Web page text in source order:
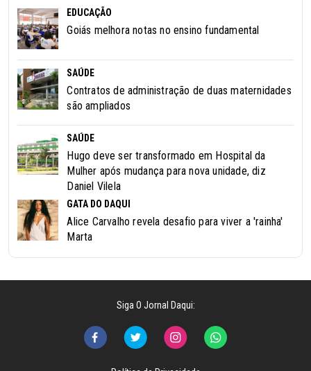
EDUCAÇÃO
Goiás melhora notas no ensino fundamental
SAÚDE
Contratos de administração de duas maternidades
são ampliados
SAÚDE
Hugo deve ser transformado em Hospital da
Mulher após mudança para nova unidade, diz
Daniel Vilela
GATA DO DAQUI
Alice Carvalho revela desafio para viver a 'rainha'
Marta
Siga O Jornal Daqui: